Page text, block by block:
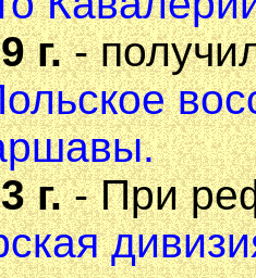
г.-
г.- При